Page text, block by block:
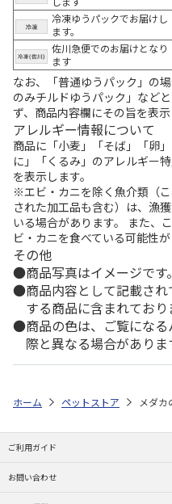
冷凍ゆうパックでお届けし
ます。
佐川急便でのお届けとなり
ます
なお、「普通ゆうパック」の
のみチルドゆうパック」など
ず、商品内容欄にその旨を表示
アレルギー情報について
商品に「小麦」「そば」「卵
に」「くるみ」のアレルギー
を表示します。
※エビ・カニを除く魚介類（
された加工品も含む）は、漁
いる場合があります。 また、
ビ・カニを食べている可能性が
その他
商品写真はイメージです。
商品内容として記載さ
する商品に含まれており
商品の色は、ご覧にな
際と異なる場合がありま
ホーム ペットストア メダカ
ご利用ガイド
お問い合わせ